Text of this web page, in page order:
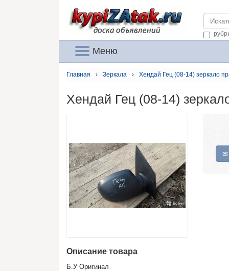
Меню
Главная › Зеркала › Хендай Гец (08-14) зеркало
Хендай Гец (08-14)
Описание товара
Б.У Оригинал